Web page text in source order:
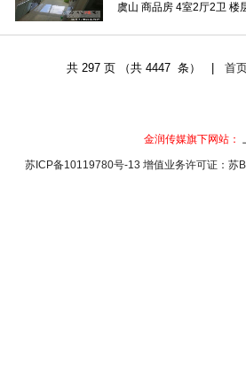
虞山 商品房 4室2厅2卫 楼
共 297 页 （共 4447 条） | 首
金润传媒旗下网站：
苏ICP备10119780号-13 增值业务许可证：苏